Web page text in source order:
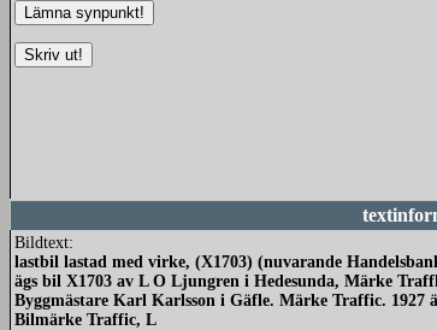
Bildtext:
lastbil lastad med virke, (X1703) (nuvarande
ägs bil X1703 av L O Ljungren i Hedesunda, Märke
Byggmästare Karl Karlsson i Gäfle. Märke Traffic. 1927
Bilmärke Traffic, L